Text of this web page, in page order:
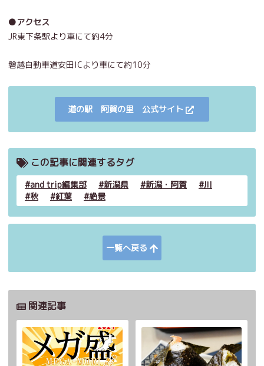
●アクセス
JR東下条駅より車にて約4分
磐越自動車道安田ICより車にて約10分
道の駅 阿賀の里 公式サイト
この記事に関連するタグ
and trip編集部 新潟県 新潟・阿賀
川
秋
紅葉 絶景
一覧へ戻る
関連記事